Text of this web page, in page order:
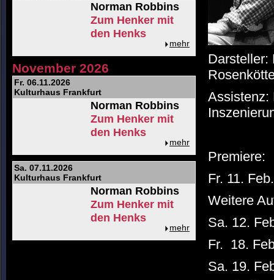
Norman Robbins
Zum Henker mit
den Henks
mehr
November 2026
Fr. 06.11.2026
Kulturhaus Frankfurt
Norman Robbins
Zum Henker mit
den Henks
mehr
Sa. 07.11.2026
Kulturhaus Frankfurt
Norman Robbins
Zum Henker mit
den Henks
mehr
Darsteller:
Assistenz:
Premiere:
Fr. 11.
Weitere
Sa. 12.
Fr. 18.
Sa. 19.